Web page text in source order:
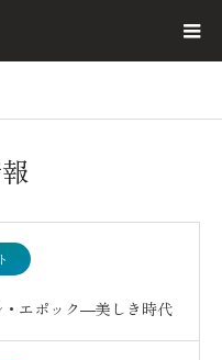
・エポック―美しき時代